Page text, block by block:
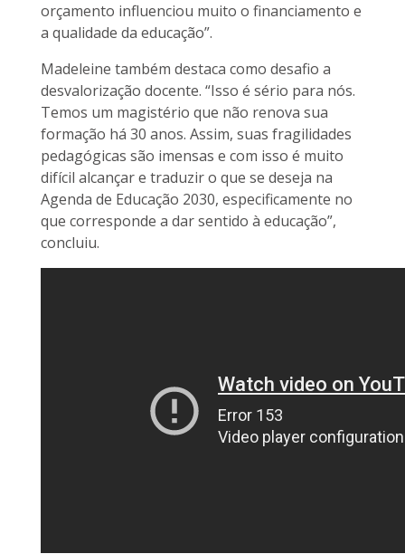
orçamento influenciou muito o financiamento e
a qualidade da educação”.
Madeleine também destaca como desafio a
desvalorização docente. “Isso é sério para nós.
Temos um magistério que não renova sua
formação há 30 anos. Assim, suas fragilidades
pedagógicas são imensas e com isso é muito
difícil alcançar e traduzir o que se deseja na
Agenda de Educação 2030, especificamente no
que corresponde a dar sentido à educação”,
concluiu.